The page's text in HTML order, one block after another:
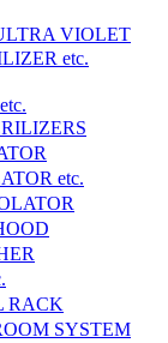
VIOLET
etc.
etc.
RACK
SYSTEM